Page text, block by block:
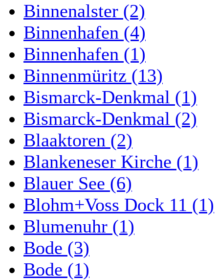
Binnenalster (2)
Binnenhafen (4)
Binnenhafen (1)
Binnenmüritz (13)
Bismarck-Denkmal (1)
Bismarck-Denkmal (2)
Blaaktoren (2)
Blankeneser Kirche (1)
Blauer See (6)
Blohm+Voss Dock 11 (1)
Blumenuhr (1)
Bode (3)
Bode (1)